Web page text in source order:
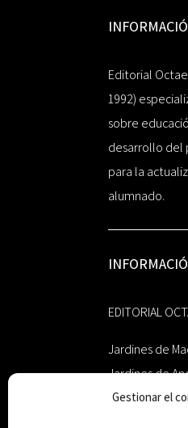
Gestionar el
Editorial
1992)
sobre
desarrollo del
para la
alumnado.
EDITORIAL
Jardines de
Jardines de
Guadalupe,